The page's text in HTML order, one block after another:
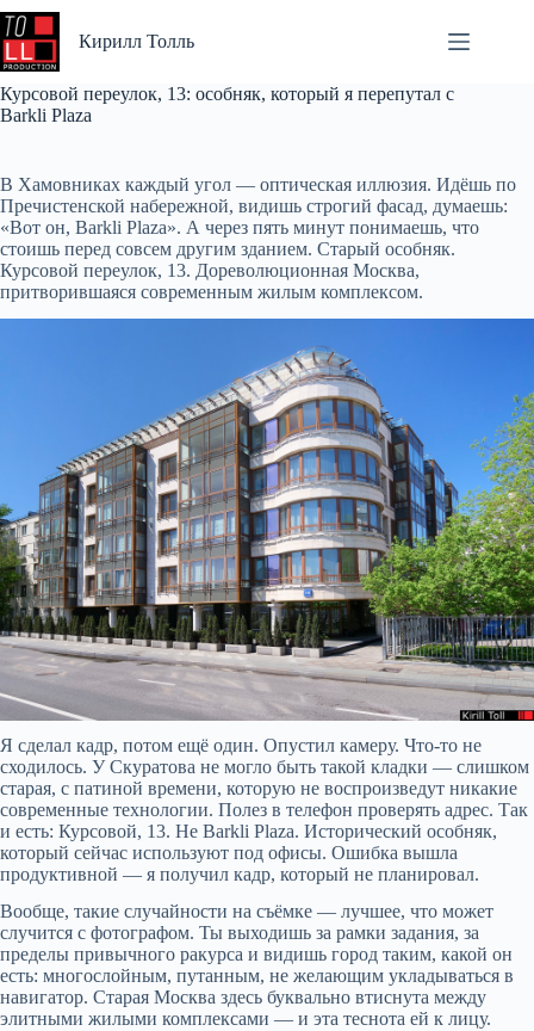
Перейти
к
Кирилл Толль
Курсовой переулок, 13: особняк, который я перепутал с
Barkli Plaza
В Хамовниках каждый угол — оптическая иллюзия. Идёшь по
Пречистенской набережной, видишь строгий фасад, думаешь:
«Вот он, Barkli Plaza». А через пять минут понимаешь, что
стоишь перед совсем другим зданием. Старый особняк.
Курсовой переулок, 13. Дореволюционная Москва,
притворившаяся современным жилым комплексом.
Я сделал кадр, потом ещё один. Опустил камеру. Что-то не
сходилось. У Скуратова не могло быть такой кладки — слишком
старая, с патиной времени, которую не воспроизведут никакие
современные технологии. Полез в телефон проверять адрес. Так
и есть: Курсовой, 13. Не Barkli Plaza. Исторический особняк,
который сейчас используют под офисы. Ошибка вышла
продуктивной — я получил кадр, который не планировал.
Вообще, такие случайности на съёмке — лучшее, что может
случится с фотографом. Ты выходишь за рамки задания, за
пределы привычного ракурса и видишь город таким, какой он
есть: многослойным, путанным, не желающим укладываться в
навигатор. Старая Москва здесь буквально втиснута между
элитными жилыми комплексами — и эта теснота ей к лицу.